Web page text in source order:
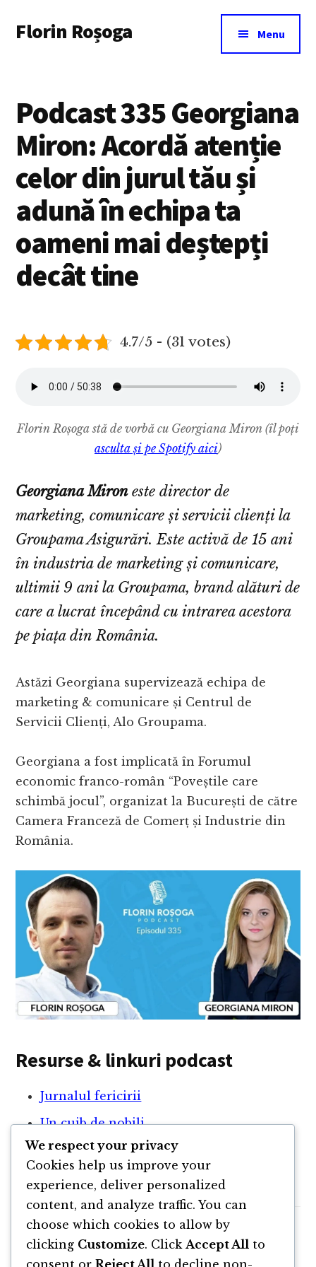
main
menu
Florin Roșoga Menu
Podcast 335 Georgiana
Miron: Acordă atenție
celor din jurul tău și
adună în echipa ta
oameni mai deștepți
decât tine
4.7/5 - (31 votes)
Florin Roșoga stă de vorbă cu Georgiana Miron (îl poți
asculta și pe Spotify aici)
Georgiana Mironeste director de
marketing, comunicare și servicii clienți la
Groupama Asigurări. Este activă de 15 ani
în industria de marketing și comunicare,
ultimii 9 ani la Groupama, brand alături de
care a lucrat începând cu intrarea acestora
pe piața din România.
Astăzi Georgiana supervizează echipa de
marketing & comunicare și Centrul de
Servicii Clienți, Alo Groupama.
Georgiana a fost implicată în Forumul
economic franco-român “Poveștile care
schimbă jocul”, organizat la București de către
Camera Franceză de Comerț și Industrie din
România.
Resurse & linkuri podcast
Jurnalul fericirii
Un cuib de nobili
Andrei Pleșu
Google Calendar
We respect your privacy
Cookies help us improve your
experience, deliver personalized
content, and analyze traffic. You can
choose which cookies to allow by
clicking Customize. Click Accept All to
consent or Reject All to decline non-